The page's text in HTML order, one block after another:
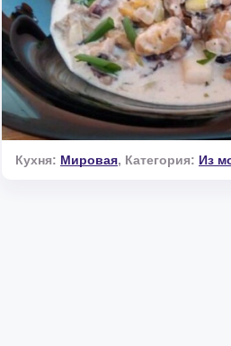
Кухня: Мировая, Категория: Из